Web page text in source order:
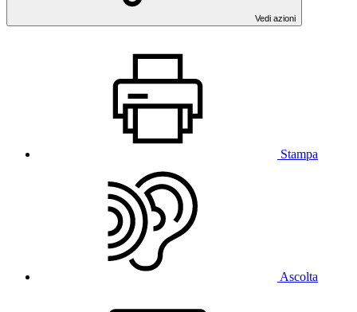
Vedi azioni
Stampa
Ascolta